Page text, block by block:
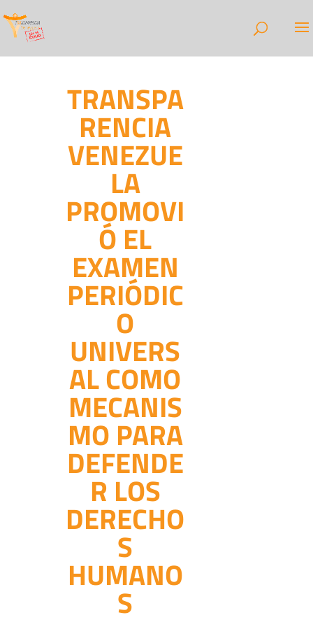
TRANSPA
RENCIA
VENEZUE
LA
PROMOVI
Ó EL
EXAMEN
PERIÓDIC
O
UNIVERS
AL COMO
MECANIS
MO PARA
DEFENDE
R LOS
DERECHO
S
HUMANO
S